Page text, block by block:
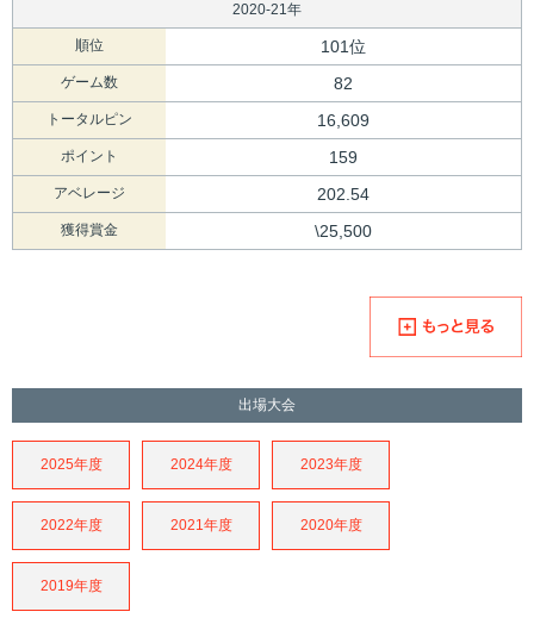
2020-21年
順位 101位
ゲーム数 82
トータルピン 16,609
ポイント 159
アベレージ 202.54
獲得賞金 \25,500
出場大会
2025年度 2024年度 2023年度
2022年度 2021年度 2020年度
2019年度